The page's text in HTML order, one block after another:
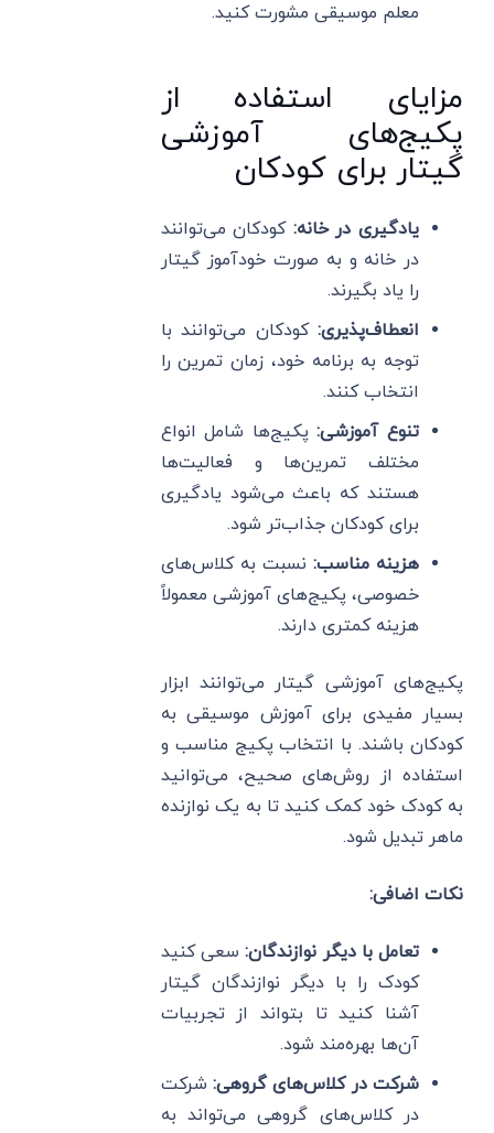
معلم موسیقی مشورت کنید.
مزایای استفاده از
پکیج‌های آموزشی
گیتار برای کودکان
یادگیری در خانه: کودکان می‌توانند
در خانه و به صورت خودآموز گیتار
را یاد بگیرند.
انعطاف‌پذیری: کودکان می‌توانند با
توجه به برنامه خود، زمان تمرین را
انتخاب کنند.
تنوع آموزشی:پکیج‌ها شامل انواع
مختلف تمرین‌ها و فعالیت‌ها
هستند که باعث می‌شود یادگیری
برای کودکان جذاب‌تر شود.
هزینه مناسب: نسبت به کلاس‌های
خصوصی، پکیج‌های آموزشی معمولاً
هزینه کمتری دارند.
پکیج‌های آموزشی گیتار می‌توانند ابزار
بسیار مفیدی برای آموزش موسیقی به
کودکان باشند. با انتخاب پکیج مناسب و
استفاده از روش‌های صحیح، می‌توانید
به کودک خود کمک کنید تا به یک نوازنده
ماهر تبدیل شود.
نکات اضافی:
تعامل با دیگر نوازندگان:سعی کنید
کودک را با دیگر نوازندگان گیتار
آشنا کنید تا بتواند از تجربیات
آن‌ها بهره‌مند شود.
شرکت در کلاس‌های گروهی:شرکت
در کلاس‌های گروهی می‌تواند به